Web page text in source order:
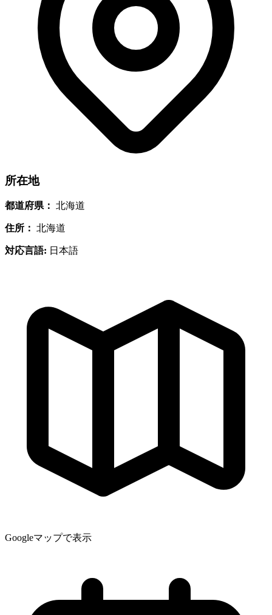
所在地
都道府県： 北海道
住所： 北海道
対応言語: 日本語
Googleマップで表示